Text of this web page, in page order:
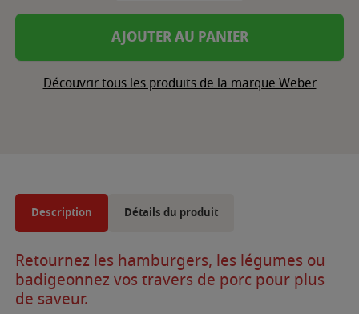
AJOUTER AU PANIER
Découvrir tous les produits de la marque Weber
Description Détails du produit
Retournez les hamburgers, les légumes ou
badigeonnez vos travers de porc pour plus
de saveur.